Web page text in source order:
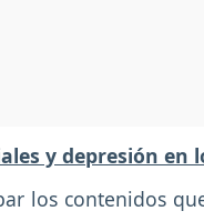
y depresión en
los contenidos